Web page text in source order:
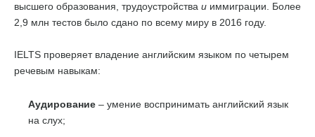
высшего образования, трудоустройства и иммиграции. Более
2,9 млн тестов было сдано по всему миру в 2016 году.
IELTS проверяет владение английским языком по четырем
речевым навыкам:
Аудирование – умение воспринимать английский язык
на слух;